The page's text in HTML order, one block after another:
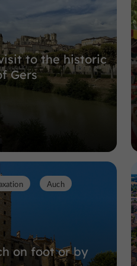
to the historic
Gers
on foot or by
Auch